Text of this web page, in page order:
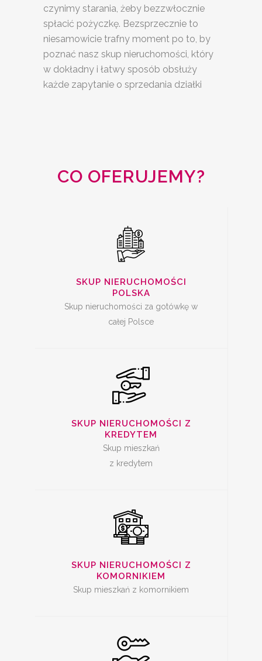
czynimy starania, żeby bezzwłocznie
spłacić pożyczkę. Bezsprzecznie to
niesamowicie trafny moment po to, by
poznać nasz skup nieruchomości, który
w dokładny i łatwy sposób obsłuży
każde zapytanie o sprzedania działki
CO OFERUJEMY?
SKUP NIERUCHOMOŚCI
POLSKA
Skup nieruchomości za gotówkę w
całej Polsce
SKUP NIERUCHOMOŚCI Z
KREDYTEM
Skup mieszkań
z kredytem
KREDYTEM
SKUP NIERUCHOMOŚCI Z
KOMORNIKIEM
Skup mieszkań z komornikiem
NIERUCHOMOŚCI Z
KOMORNIKIEM
SKUP ZADŁUŻONYCH